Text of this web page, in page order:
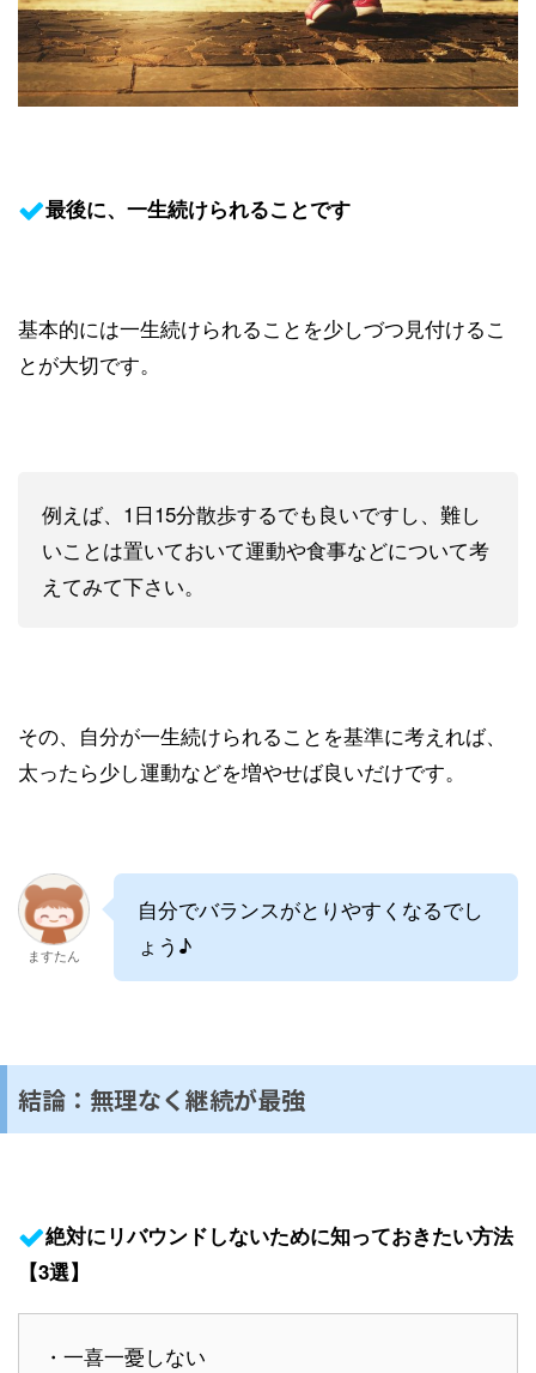
最後に、一生続けられることです
基本的には一生続けられることを少しづつ見付けるこ
とが大切です。
例えば、1日15分散歩するでも良いですし、難し
いことは置いておいて運動や食事などについて考
えてみて下さい。
その、自分が一生続けられることを基準に考えれば、
太ったら少し運動などを増やせば良いだけです。
ますたん
自分でバランスがとりやすくなるでし
ょう♪
結論：無理なく継続が最強
絶対にリバウンドしないために知っておきたい方法
【3選】
・一喜一憂しない